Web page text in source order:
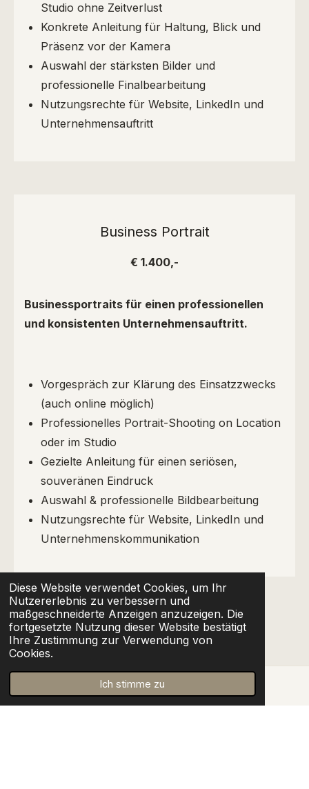
Diese Website verwendet Cookies, um Ihr
Nutzererlebnis zu verbessern und
maßgeschneiderte Anzeigen anzuzeigen. Die
fortgesetzte Nutzung dieser Website bestätigt
Ihre Zustimmung zur Verwendung von
Cookies.
Ich stimme zu
Studio ohne Zeitverlust
Konkrete Anleitung für Haltung, Blick und
Präsenz vor der Kamera
Auswahl der stärksten Bilder und
professionelle Finalbearbeitung
Nutzungsrechte für Website, LinkedIn und
Unternehmensauftritt
Business Portrait
€ 1.400,-
Businessportraits für einen professionellen
und konsistenten Unternehmensauftritt.
Vorgespräch zur Klärung des Einsatzzwecks
(auch online möglich)
Professionelles Portrait-Shooting on Location
oder im Studio
Gezielte Anleitung für einen seriösen,
souveränen Eindruck
Auswahl & professionelle Bildbearbeitung
Nutzungsrechte für Website, LinkedIn und
Unternehmenskommunikation
Alle Preise exkl. 20% MWSt.
Unverbindlich anfragen